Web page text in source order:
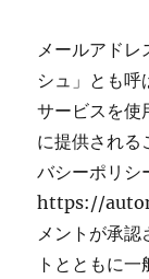
メールアドレ
シュ」とも
サービスを使
に提供される
バシーポリシ
https://
メントが承認
トとともに一